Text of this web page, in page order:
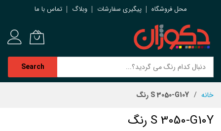
محل فروشگاه پیگیری سفارشات وبلاگ تماس با ما
Search
خانه S 3050-G10Y رنگ
S 3050-G10Y رنگ